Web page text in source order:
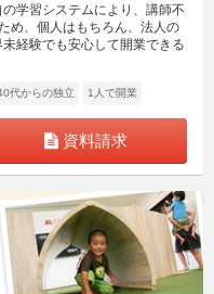
学習システムにより、講師不
め、個人はもちろん、法人の
経験でも安心して開業できる
代からの独立 1人で開業
資料請求